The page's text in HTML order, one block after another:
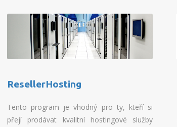
ResellerHosting
Tento program je vhodný pro ty, kteří si
přejí prodávat kvalitní hostingové služby